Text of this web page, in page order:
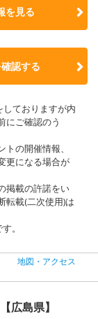
を見る
認する
ておりますが内
にご確認のう
の開催情報、
更になる場合が
掲載の許諾をい
転載(二次使用)は
。
地図・アクセス
広島県】